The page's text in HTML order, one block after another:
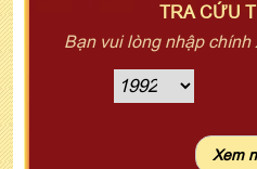
TRA CỨU
Bạn vui lòng nhập chính